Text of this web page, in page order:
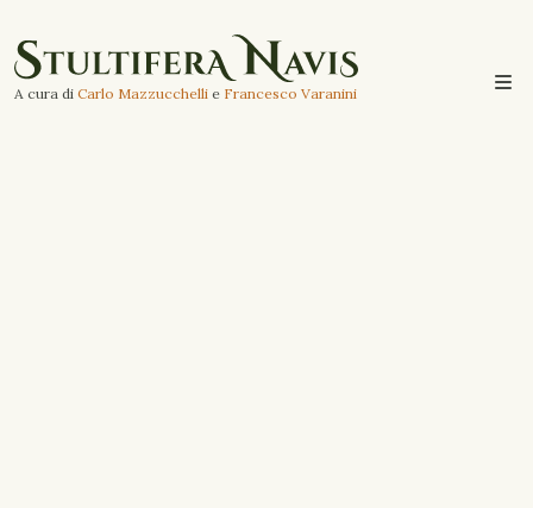
A cura di Carlo Mazzucchelli e Francesco Varanini